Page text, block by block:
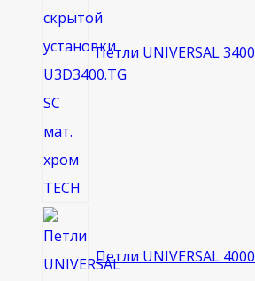
Петли UNIVERSAL 3400
Петли UNIVERSAL 4000